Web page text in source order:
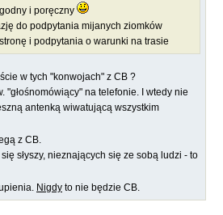
i poręczny
do podpytania mijanych ziomków
i podpytania o warunki na trasie
w tych "konwojach" z CB ?
"głośnomówiący" na telefonie. I wtedy nie
antenką wiwatującą wszystkim
z CB.
słyszy, nieznających się ze sobą ludzi - to
Nigdy to nie będzie CB.